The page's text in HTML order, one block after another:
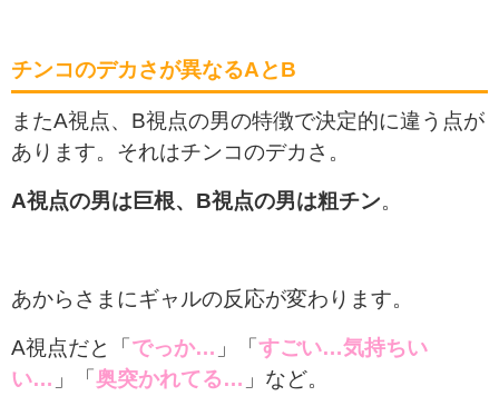
チンコのデカさが異なるAとB
またA視点、B視点の男の特徴で決定的に違う点が
あります。それはチンコのデカさ。
A視点の男は巨根、B視点の男は粗チン。
あからさまにギャルの反応が変わります。
A視点だと「 でっか… 」「 すごい…気持ちい
い… 」「 奥突かれてる… 」など。